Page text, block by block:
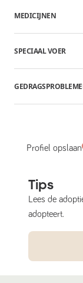
MEDICIJNEN
SPECIAAL VOER
Profiel opslaan
Tips
Lees de
adopteert.